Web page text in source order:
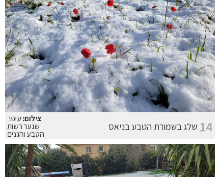
14 שלג בשמורת הטבע בניאס
צילום: עופר
שנער רשות
הטבע והגנים